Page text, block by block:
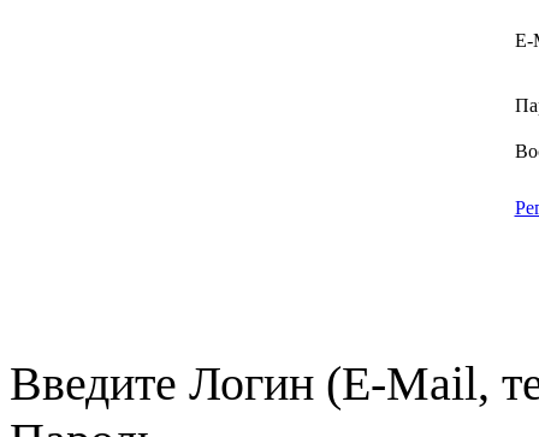
E-
Введите Логин (E-Mail,